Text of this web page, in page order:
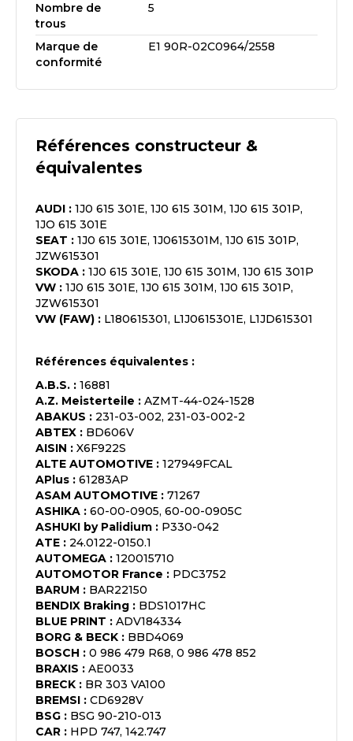
Nombre de
trous
5
Marque de
conformité
E1 90R-02C0964/2558
Références constructeur &
équivalentes
AUDI : 1J0 615 301E, 1J0 615 301M, 1J0 615 301P,
1JO 615 301E
SEAT : 1J0 615 301E, 1J0615301M, 1J0 615 301P,
JZW615301
SKODA : 1J0 615 301E, 1J0 615 301M, 1J0 615 301P
VW : 1J0 615 301E, 1J0 615 301M, 1J0 615 301P,
JZW615301
VW (FAW) : L180615301, L1J0615301E, L1JD615301
Références équivalentes :
A.B.S. : 16881
A.Z. Meisterteile : AZMT-44-024-1528
ABAKUS : 231-03-002, 231-03-002-2
ABTEX : BD606V
AISIN : X6F922S
ALTE AUTOMOTIVE : 127949FCAL
APlus : 61283AP
ASAM AUTOMOTIVE : 71267
ASHIKA : 60-00-0905, 60-00-0905C
ASHUKI by Palidium : P330-042
ATE : 24.0122-0150.1
AUTOMEGA : 120015710
AUTOMOTOR France : PDC3752
BARUM : BAR22150
BENDIX Braking : BDS1017HC
BLUE PRINT : ADV184334
BORG & BECK : BBD4069
BOSCH : 0 986 479 R68, 0 986 478 852
BRAXIS : AE0033
BRECK : BR 303 VA100
BREMSI : CD6928V
BSG : BSG 90-210-013
CAR : HPD 747, 142.747